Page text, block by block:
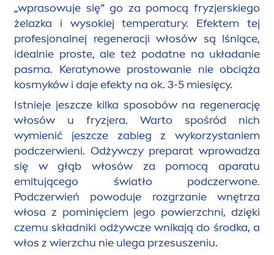
„wprasowuje się” go za pomocą fryzjerskiego
żelazka i wysokiej temperatury. Efektem tej
profesjonalnej regeneracji włosów są lśniące,
idealnie proste, ale też podatne na układanie
pasma. Keratynowe prostowanie nie obciąża
kosmyków i daje efekty na ok. 3-5 miesięcy.
Istnieje jeszcze kilka sposobów na regenerację
włosów u fryzjera. Warto spośród nich
wymienić jeszcze zabieg z wykorzystaniem
podczerwieni. Odżywczy preparat wprowadza
się w głąb włosów za pomocą aparatu
emitującego światło podczerwone.
Podczerwień powoduje rozgrzanie wnętrza
włosa z pominięciem jego powierzchni, dzięki
czemu składniki odżywcze wnikają do środka, a
włos z wierzchu nie ulega przesuszeniu.